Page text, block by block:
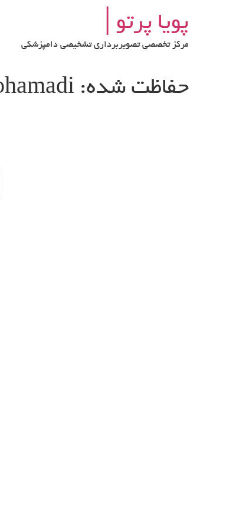
پویا پرتو│
مرکز تخصصی تصویربرداری تشخیصی دامپزشکی
حفاظت شده: mocha_mohamadi